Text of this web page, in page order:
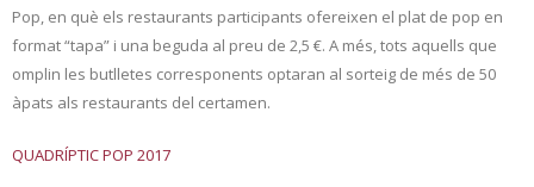
Pop, en què els restaurants participants ofereixen el plat de pop en
format “tapa” i una beguda al preu de 2,5 €. A més, tots aquells que
omplin les butlletes corresponents optaran al sorteig de més de 50
àpats als restaurants del certamen.
QUADRÍPTIC POP 2017